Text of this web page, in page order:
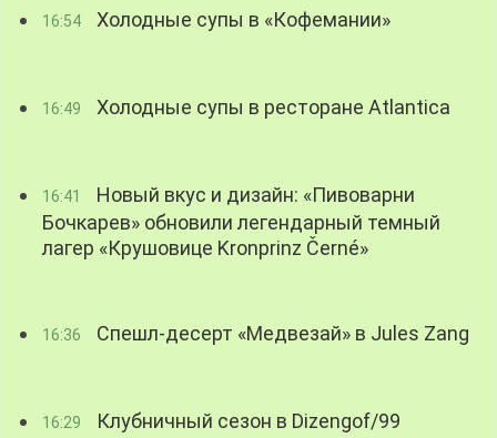
16:54 Холодные супы в «Кофемании»
16:49 Холодные супы в ресторане Atlantica
16:41
Новый вкус и дизайн: «Пивоварни
Бочкарев» обновили легендарный темный
лагер «Крушовице Kronprinz Černé»
16:36 Спешл-десерт «Медвезай» в Jules Zang
16:29 Клубничный сезон в Dizengof/99